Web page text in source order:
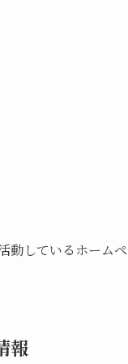
しているホームペ
報